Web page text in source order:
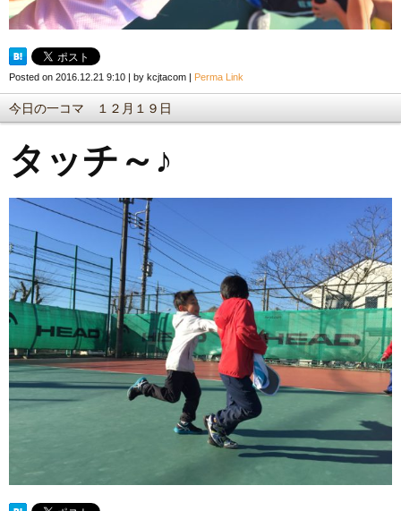
Posted on 2016.12.21 9:10 | by kcjtacom | Perma Link
今日の一コマ １２月１９日
タッチ～♪